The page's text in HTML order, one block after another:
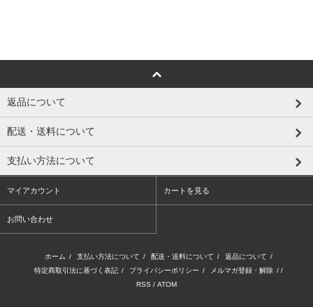
返品について
配送・送料について
支払い方法について
マイアカウント カートを見る
お問い合わせ
ホーム / 支払い方法について / 配送・送料について / 返品について /
特定商取引法に基づく表記 / プライバシーポリシー / メルマガ登録・解除 / /
RSS / ATOM